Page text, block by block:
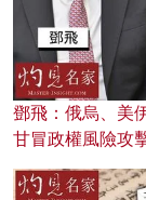
鄧飛：俄烏、美
甘冒政權風險攻